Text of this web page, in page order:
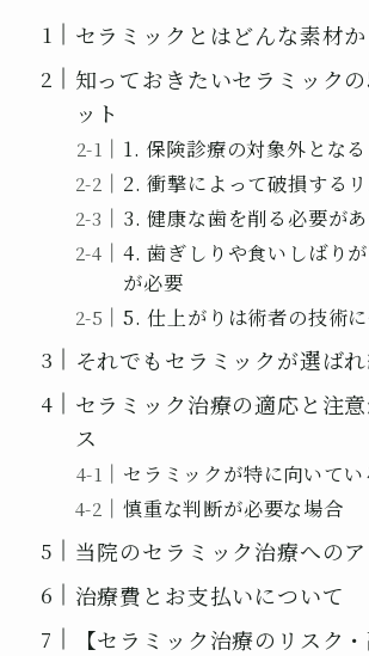
セラミックとはどんな素材か
知っておきたいセラミック
ット
1. 保険診療の対象外となる
2. 衝撃によって破損する
3. 健康な歯を削る必要があ
4. 歯ぎしりや食いしばり
が必要
5. 仕上がりは術者の技術
それでもセラミックが選ば
セラミック治療の適応と注
ス
セラミックが特に向いてい
慎重な判断が必要な場合
当院のセラミック治療への
治療費とお支払いについて
【セラミック治療のリスク・